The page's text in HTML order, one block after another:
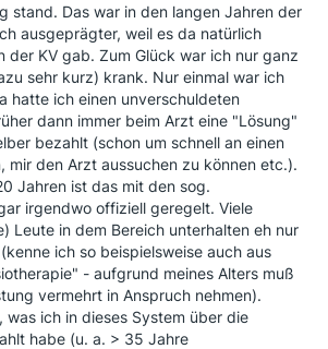
stand. Das war in den langen Jahren der
ausgeprägter, weil es da natürlich
der KV gab. Zum Glück war ich nur ganz
sehr kurz) krank. Nur einmal war ich
hatte ich einen unverschuldeten
dann immer beim Arzt eine "Lösung"
bezahlt (schon um schnell an einen
mir den Arzt aussuchen zu können etc.).
Jahren ist das mit den sog.
irgendwo offiziell geregelt. Viele
Leute in dem Bereich unterhalten eh nur
ich so beispielsweise auch aus
- aufgrund meines Alters muß
vermehrt in Anspruch nehmen).
was ich in dieses System über die
habe (u. a. > 35 Jahre